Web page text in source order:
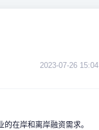
2023-07-26 15:04
在岸和离岸融资需求。